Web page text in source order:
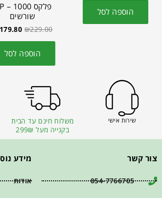
הוספה לסל
שורשים
₪229.00
179.80
הוספה לסל
שירות אישי
משלוח חינם עד הבית
בקנייה מעל 299₪
צור קשר
054-7766705
מידע
אודות